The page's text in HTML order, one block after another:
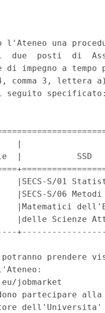
l'Ateneo una
due  posti  di
di impegno a
3, lettera
di seguito
|
|
S/01
S/06
|delle
prendere
jobmarket
partecipare
dell'Universita'